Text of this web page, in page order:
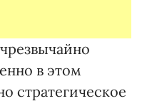
в этом
стратегическое